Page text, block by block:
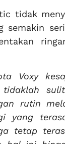
tidak
semakin
Voxy
tidaklah
rutin
yang
tetap